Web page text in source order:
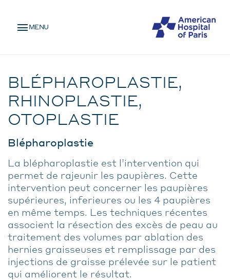
main
MENU
MOBILE
MENU
BREADCRUMB
BLÉPHAROPLASTIE,
RHINOPLASTIE,
OTOPLASTIE
Blépharoplastie
La blépharoplastie est l’intervention qui
permet de rajeunir les paupières. Cette
intervention peut concerner les paupières
supérieures, inferieures ou les 4 paupières
en même temps. Les techniques récentes
associent la résection des excès de peau au
traitement des volumes par ablation des
hernies graisseuses et remplissage par des
injections de graisse prélevée sur le patient
qui améliorent le résultat.